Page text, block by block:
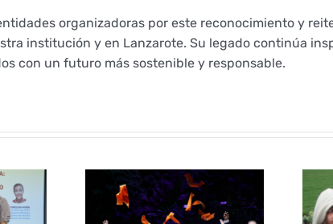
organizadoras por este reconocimiento y
institución y en Lanzarote. Su legado continúa
con un futuro más sostenible y responsable.